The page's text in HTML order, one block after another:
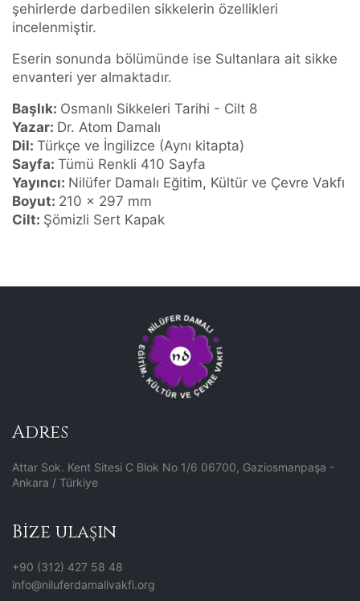
şehirlerde darbedilen sikkelerin özellikleri
incelenmiştir.
Eserin sonunda bölümünde ise Sultanlara ait sikke
envanteri yer almaktadır.
Başlık: Osmanlı Sikkeleri Tarihi - Cilt 8
Yazar: Dr. Atom Damalı
Dil: Türkçe ve İngilizce (Aynı kitapta)
Sayfa: Tümü Renkli 410 Sayfa
Yayıncı: Nilüfer Damalı Eğitim, Kültür ve Çevre Vakfı
Boyut: 210 x 297 mm
Cilt: Şömizli Sert Kapak
Adres
Attar Sok. Kent Sitesi C Blok No 1/6 06700, Gaziosmanpaşa -
Ankara / Türkiye
Bize ulaşın
+90 (312) 427 58 48
info@niluferdamalivakfi.org